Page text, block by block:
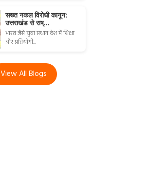
सख्त नकल विरोधी कानून:
उत्तराखंड से राष्...
भारत जैसे युवा प्रधान देश में शिक्षा
और प्रतियोगी...
View All Blogs